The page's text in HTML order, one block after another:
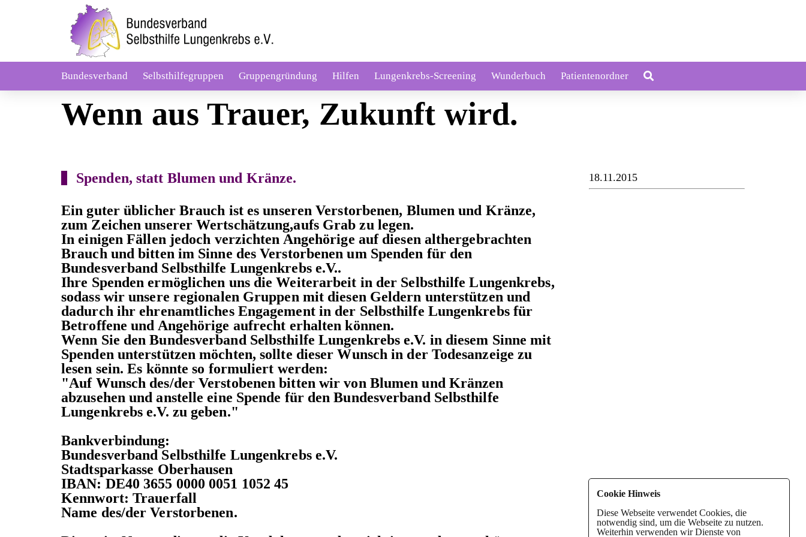
Bundesverband Selbsthilfegruppen Gruppengründung Hilfen Lungenkrebs-Screening Wunderbuch Patientenordner
Wenn aus Trauer, Zukunft wird.
Spenden, statt Blumen und Kränze.
Ein guter üblicher Brauch ist es unseren Verstorbenen, Blumen und Kränze,
zum Zeichen unserer Wertschätzung,aufs Grab zu legen.
In einigen Fällen jedoch verzichten Angehörige auf diesen althergebrachten
Brauch und bitten im Sinne des Verstorbenen um Spenden für den
Bundesverband Selbsthilfe Lungenkrebs e.V..
Ihre Spenden ermöglichen uns die Weiterarbeit in der Selbsthilfe Lungenkrebs,
sodass wir unsere regionalen Gruppen mit diesen Geldern unterstützen und
dadurch ihr ehrenamtliches Engagement in der Selbsthilfe Lungenkrebs für
Betroffene und Angehörige aufrecht erhalten können.
Wenn Sie den Bundesverband Selbsthilfe Lungenkrebs e.V. in diesem Sinne mit
Spenden unterstützen möchten, sollte dieser Wunsch in der Todesanzeige zu
lesen sein. Es könnte so formuliert werden:
"Auf Wunsch des/der Verstobenen bitten wir von Blumen und Kränzen
abzusehen und anstelle eine Spende für den Bundesverband Selbsthilfe
Lungenkrebs e.V. zu geben."
Bankverbindung:
Bundesverband Selbsthilfe Lungenkrebs e.V.
Stadtsparkasse Oberhausen
IBAN: DE40 3655 0000 0051 1052 45
Kennwort: Trauerfall
Name des/der Verstorbenen.
18.11.2015
Cookie Hinweis
Diese Webseite verwendet Cookies, die
notwendig sind, um die Webseite zu nutzen.
Weiterhin verwenden wir Dienste von